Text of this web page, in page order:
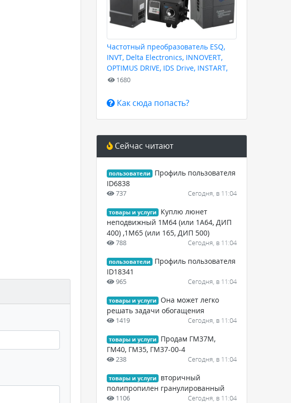
Частотный преобразователь ESQ,
INVT, Delta Electronics, INNOVERT,
OPTIMUS DRIVE, IDS Drive, INSTART,
HYUNDAI для любых задач
1680
Как сюда попасть?
Сейчас читают
пользователи
Профиль пользователя
ID6838
737 Сегодня, в 11:04
товары и услуги
Куплю люнет
неподвижный 1М64 (или 1А64, ДИП
400) ,1М65 (или 165, ДИП 500)
788 Сегодня, в 11:04
пользователи
Профиль пользователя
ID18341
965 Сегодня, в 11:04
товары и услуги
Она может легко
решать задачи обогащения
1419 Сегодня, в 11:04
товары и услуги
Продам ГМ37М,
ГМ40, ГМ35, ГМ37-00-4
238 Сегодня, в 11:04
товары и услуги
вторичный
полипропилен гранулированный
1106 Сегодня, в 11:04